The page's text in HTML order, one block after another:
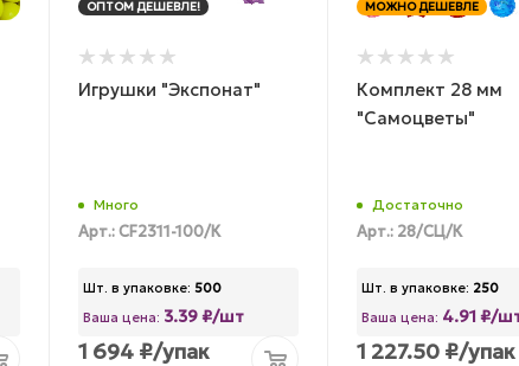
ОПТОМ ДЕШЕВЛЕ!
Игрушки "Экспонат"
Много
Арт.: CF2311-100/К
Шт. в упаковке: 500
Ваша цена: 3.39 ₽/шт
1 694 ₽/упак
МОЖНО ДЕШЕВЛЕ
Комплект 28 мм
"Самоцветы"
Достаточно
Арт.: 28/СЦ/К
Шт. в упаковке: 250
Ваша цена: 4.91 ₽/
1 227.50 ₽/упак